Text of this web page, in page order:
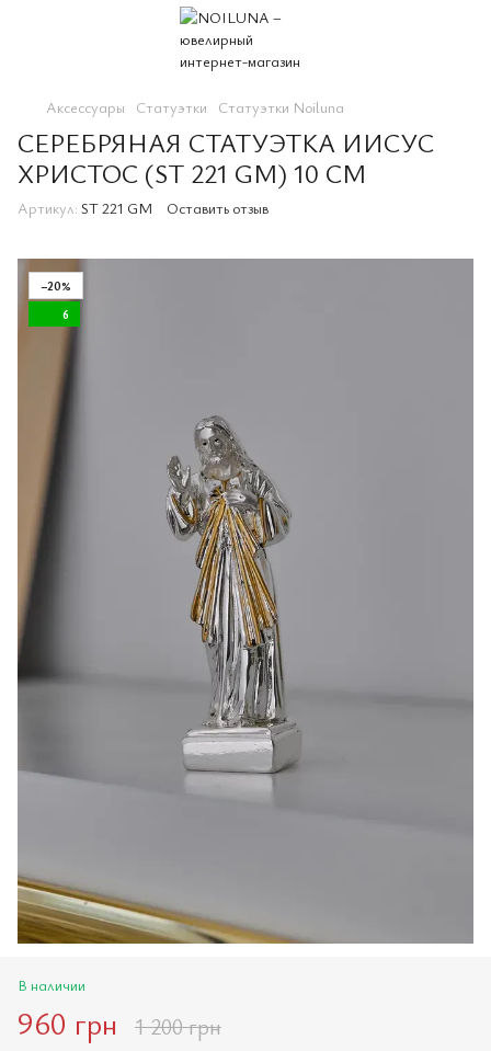
Аксессуары Статуэтки Статуэтки Noiluna
СЕРЕБРЯНАЯ СТАТУЭТКА ИИСУС
ХРИСТОС (ST 221 GM) 10 СМ
Артикул: ST 221 GM Оставить отзыв
−20%
6
В наличии
960 грн 1 200 грн